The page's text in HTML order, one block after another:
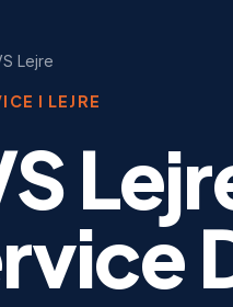
Lejre
I LEJRE